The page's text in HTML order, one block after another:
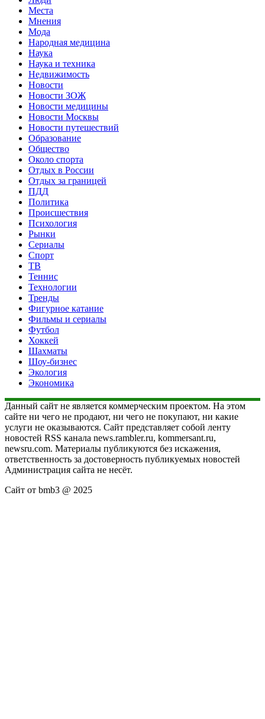
Места
Мнения
Мода
Народная медицина
Наука
Наука и техника
Недвижимость
Новости
Новости ЗОЖ
Новости медицины
Новости Москвы
Новости путешествий
Образование
Общество
Около спорта
Отдых в России
Отдых за границей
ПДД
Политика
Происшествия
Психология
Рынки
Сериалы
Спорт
ТВ
Теннис
Технологии
Тренды
Фигурное катание
Фильмы и сериалы
Футбол
Хоккей
Шахматы
Шоу-бизнес
Экология
Экономика
Данный сайт не является коммерческим проектом. На этом
сайте ни чего не продают, ни чего не покупают, ни какие
услуги не оказываются. Сайт представляет собой ленту
новостей RSS канала news.rambler.ru, kommersant.ru,
newsru.com. Материалы публикуются без искажения,
ответственность за достоверность публикуемых новостей
Администрация сайта не несёт.
Сайт от bmb3 @ 2025